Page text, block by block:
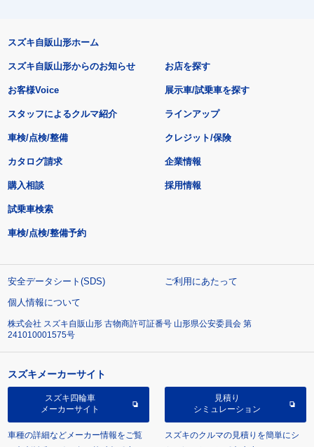
スズキ自販山形ホーム
スズキ自販山形からのお知らせ
お客様Voice
スタッフによるクルマ紹介
お店を探す
展示車/試乗車を探す
ラインアップ
車検/点検/整備 クレジット/保険
カタログ請求
購入相談
試乗車検索
車検/点検/整備予約
企業情報
採用情報
安全データシート(SDS)
ご利用にあたって
個人情報について
株式会社 スズキ自販山形 古物商許可証番号 山形県公安委員会 第
241010001575号
スズキメーカーサイト
スズキ四輪車
メーカーサイト
車種の詳細などメーカー情報をご覧
見積り
シミュレーション
スズキのクルマの見積りを簡単にシ